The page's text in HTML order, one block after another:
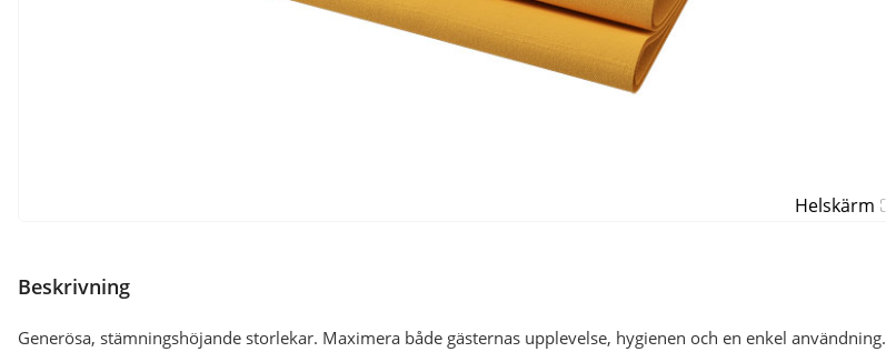
Helskärm
Beskrivning
Generösa, stämningshöjande storlekar. Maximera både gästernas upplevelse, hygienen och en enkel användning.